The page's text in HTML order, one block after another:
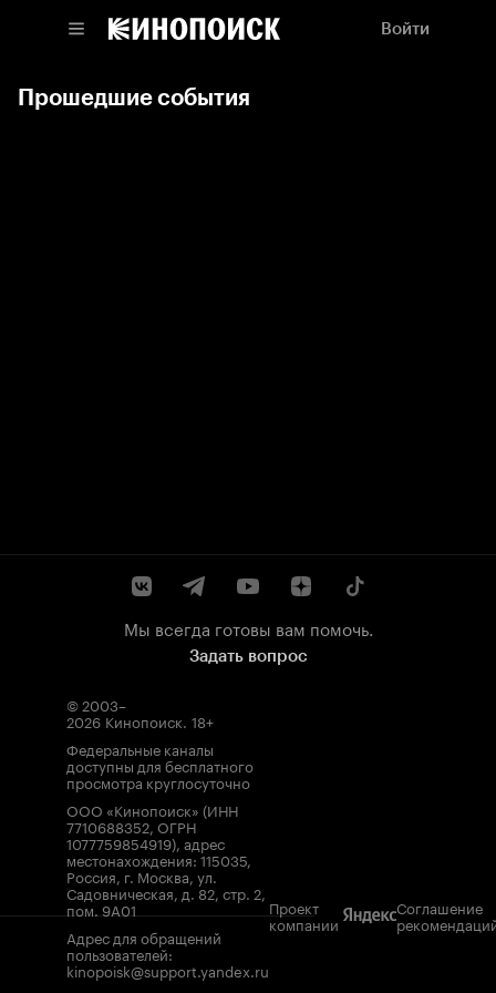
Войти
Прошедшие события
Мы всегда готовы вам помочь.
Задать вопрос
© 2003–
2026 Кинопоиск. 18+
Федеральные каналы
доступны для бесплатного
просмотра круглосуточно
ООО «Кинопоиск» (ИНН
7710688352, ОГРН
1077759854919), адрес
местонахождения: 115035,
Россия, г. Москва, ул.
Садовническая, д. 82, стр. 2,
пом. 9А01
Адрес для обращений
пользователей:
kinopoisk@support.yandex.ru
Проект
компании
Соглашение